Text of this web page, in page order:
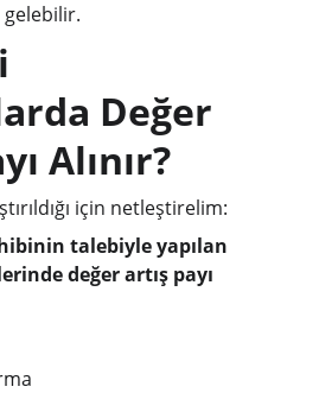
gelebilir.
Değer
Alınır?
için netleştirelim:
talebiyle yapılan
değer artış payı